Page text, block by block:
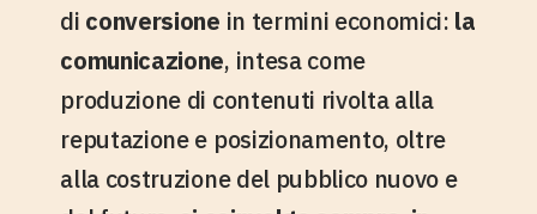
di conversione in termini economici: la
comunicazione, intesa come
produzione di contenuti rivolta alla
reputazione e posizionamento, oltre
alla costruzione del pubblico nuovo e